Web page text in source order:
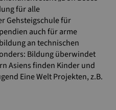
für alle
Gehsteigschule für
auch für arme
an technischen
Bildung überwindet
Asiens finden Kinder und
Eine Welt Projekten, z.B.